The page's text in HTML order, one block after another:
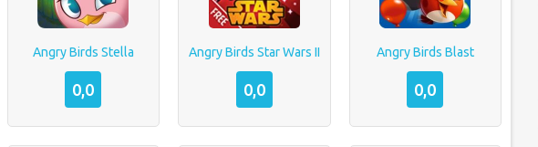
Angry Birds Stella
0,0
Angry Birds Star Wars II
0,0
Angry Birds Blast
0,0